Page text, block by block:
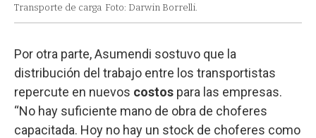
Transporte de carga Foto: Darwin Borrelli.
Por otra parte, Asumendi sostuvo que la
distribución del trabajo entre los transportistas
repercute en nuevos costos para las empresas.
“No hay suficiente mano de obra de choferes
capacitada. Hoy no hay un stock de choferes como